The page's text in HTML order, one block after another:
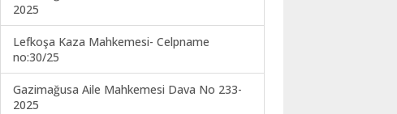
2025
Lefkoşa Kaza Mahkemesi- Celpname
no:30/25
Gazimağusa Aile Mahkemesi Dava No 233-
2025